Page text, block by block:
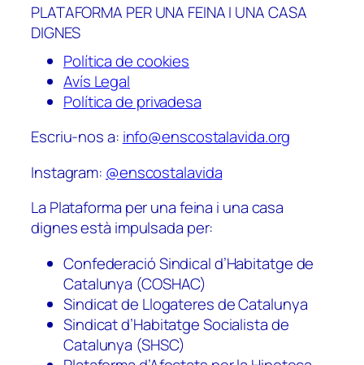
PLATAFORMA PER UNA FEINA I UNA CASA
DIGNES
Política de cookies
Avís Legal
Política de privadesa
Escriu-nos a: info@enscostalavida.org
Instagram: @enscostalavida
La Plataforma per una feina i una casa
dignes està impulsada per:
Confederació Sindical d’Habitatge de
Catalunya (COSHAC)
Sindicat de Llogateres de Catalunya
Sindicat d’Habitatge Socialista de
Catalunya (SHSC)